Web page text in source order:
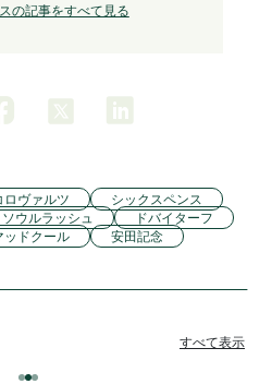
の記事をすべて見る
ロヴァルツ
シックスペンス
ソウルラッシュ
ドバイターフ
ッドクール 安田記念
すべて表示